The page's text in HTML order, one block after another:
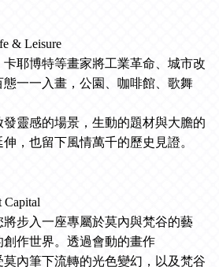
& Leisure
耶博特等畫家將工業革命、城市改
一一入畫，公園、咖啡館、歌舞
靈感的場景，生動的題材與大膽的
，也留下風情萬千的歷史見證。
步入一座專屬於莫內與梵谷的藝
作世界。透過會動的畫作
內筆下流轉的光色變幻，以及梵谷